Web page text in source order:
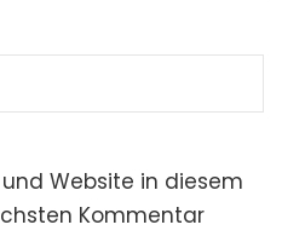
Website in diesem
Kommentar